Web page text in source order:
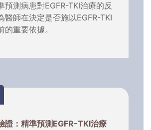
預測病患對EGFR-TKI治療的反
醫師在決定是否施以EGFR-TKI
的重要依據。
證：精準預測EGFR-TKI治療